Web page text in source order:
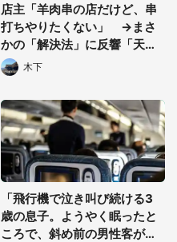
店主「羊肉串の店だけど、串
打ちやりたくない」 →まさ
かの「解決法」に反響「天才
現る」「最高やん」
木下
「飛行機で泣き叫び続ける3
歳の息子。ようやく眠ったと
ころで、斜め前の男性客が振